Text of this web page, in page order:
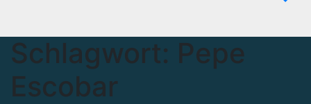
Schlagwort: Pepe
Escobar